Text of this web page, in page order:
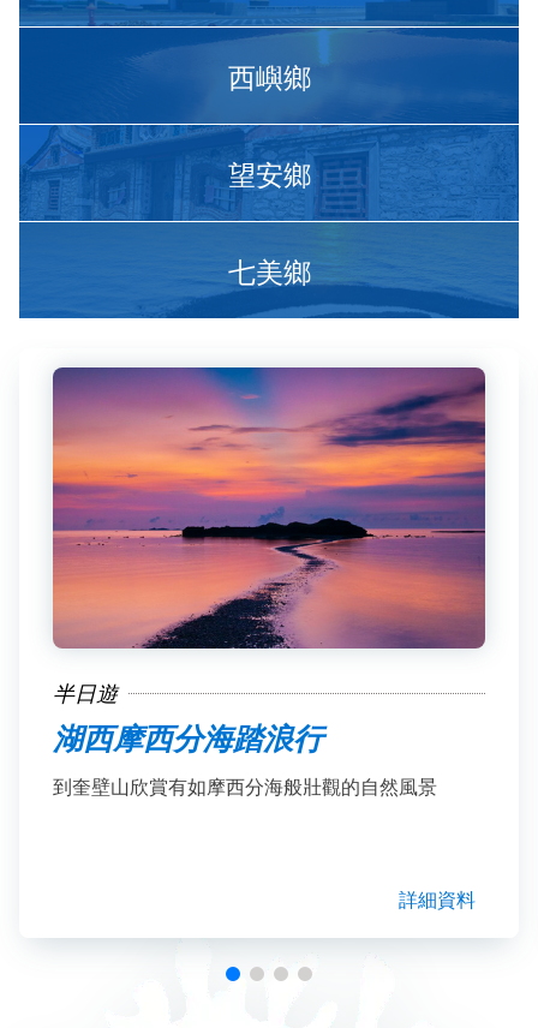
西嶼鄉
望安鄉
七美鄉
半日遊
湖西摩西分海踏浪行
到奎壁山欣賞有如摩西分海般壯觀的自然風景
詳細資料